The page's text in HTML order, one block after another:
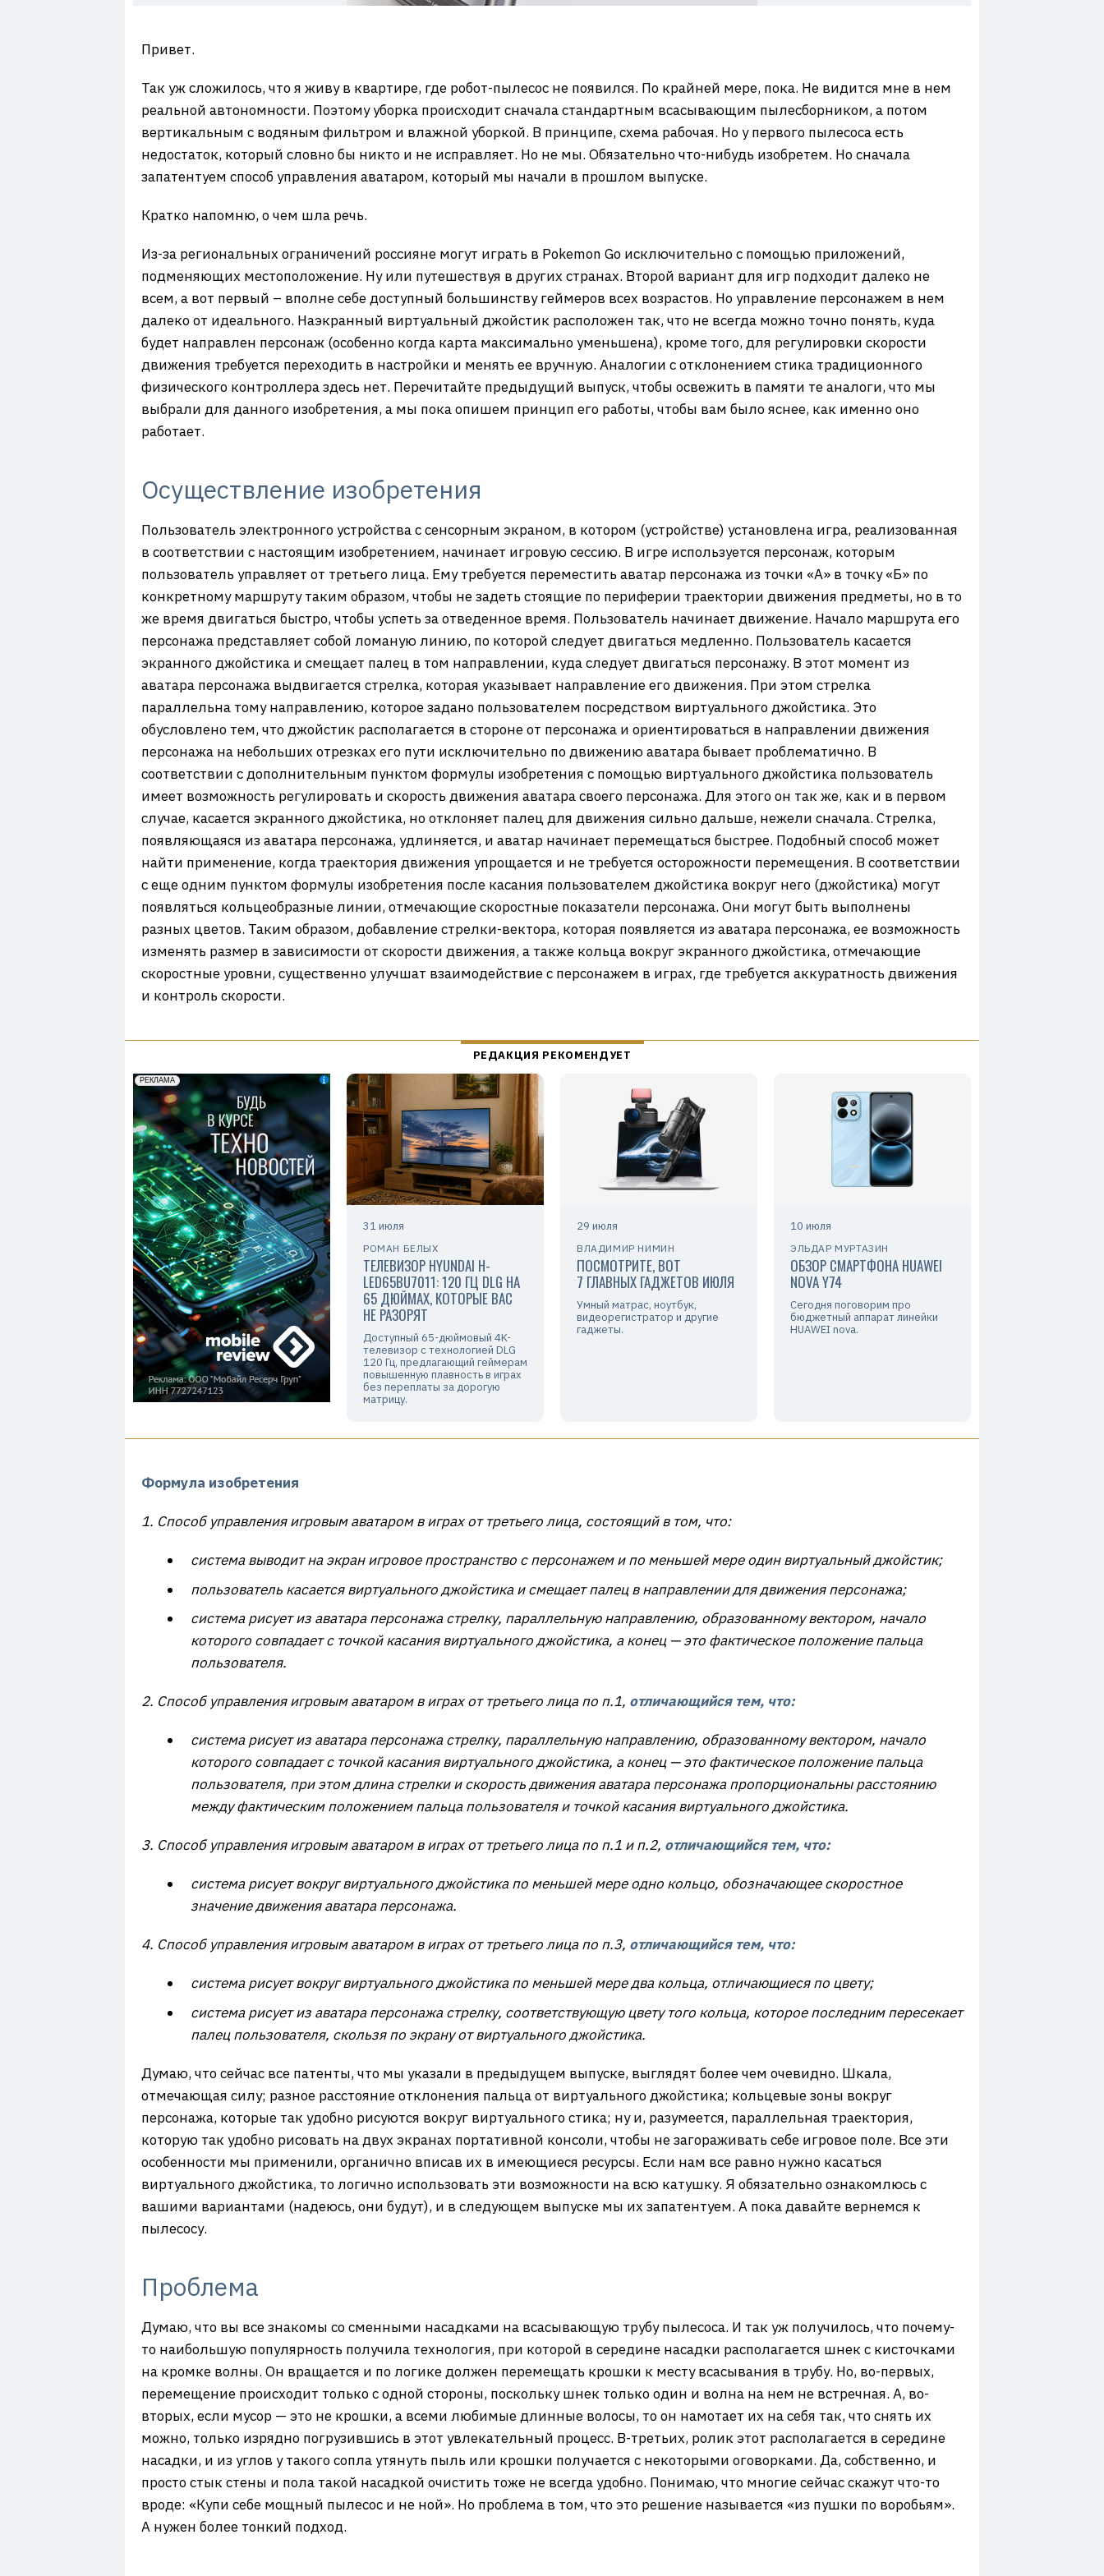
Привет.
Так уж сложилось, что я живу в квартире, где робот-пылесос не появился. По крайней мере, пока. Не видится мне в нем
реальной автономности. Поэтому уборка происходит сначала стандартным всасывающим пылесборником, а потом
вертикальным с водяным фильтром и влажной уборкой. В принципе, схема рабочая. Но у первого пылесоса есть
недостаток, который словно бы никто и не исправляет. Но не мы. Обязательно что-нибудь изобретем. Но сначала
запатентуем способ управления аватаром, который мы начали в прошлом выпуске.
Кратко напомню, о чем шла речь.
Из-за региональных ограничений россияне могут играть в Pokemon Go исключительно с помощью приложений,
подменяющих местоположение. Ну или путешествуя в других странах. Второй вариант для игр подходит далеко не
всем, а вот первый – вполне себе доступный большинству геймеров всех возрастов. Но управление персонажем в нем
далеко от идеального. Наэкранный виртуальный джойстик расположен так, что не всегда можно точно понять, куда
будет направлен персонаж (особенно когда карта максимально уменьшена), кроме того, для регулировки скорости
движения требуется переходить в настройки и менять ее вручную. Аналогии с отклонением стика традиционного
физического контроллера здесь нет. Перечитайте предыдущий выпуск, чтобы освежить в памяти те аналоги, что мы
выбрали для данного изобретения, а мы пока опишем принцип его работы, чтобы вам было яснее, как именно оно
работает.
Осуществление изобретения
Пользователь электронного устройства с сенсорным экраном, в котором (устройстве) установлена игра, реализованная
в соответствии с настоящим изобретением, начинает игровую сессию. В игре используется персонаж, которым
пользователь управляет от третьего лица. Ему требуется переместить аватар персонажа из точки «А» в точку «Б» по
конкретному маршруту таким образом, чтобы не задеть стоящие по периферии траектории движения предметы, но в то
же время двигаться быстро, чтобы успеть за отведенное время. Пользователь начинает движение. Начало маршрута его
персонажа представляет собой ломаную линию, по которой следует двигаться медленно. Пользователь касается
экранного джойстика и смещает палец в том направлении, куда следует двигаться персонажу. В этот момент из
аватара персонажа выдвигается стрелка, которая указывает направление его движения. При этом стрелка
параллельна тому направлению, которое задано пользователем посредством виртуального джойстика. Это
обусловлено тем, что джойстик располагается в стороне от персонажа и ориентироваться в направлении движения
персонажа на небольших отрезках его пути исключительно по движению аватара бывает проблематично. В
соответствии с дополнительным пунктом формулы изобретения с помощью виртуального джойстика пользователь
имеет возможность регулировать и скорость движения аватара своего персонажа. Для этого он так же, как и в первом
случае, касается экранного джойстика, но отклоняет палец для движения сильно дальше, нежели сначала. Стрелка,
появляющаяся из аватара персонажа, удлиняется, и аватар начинает перемещаться быстрее. Подобный способ может
найти применение, когда траектория движения упрощается и не требуется осторожности перемещения. В соответствии
с еще одним пунктом формулы изобретения после касания пользователем джойстика вокруг него (джойстика) могут
появляться кольцеобразные линии, отмечающие скоростные показатели персонажа. Они могут быть выполнены
разных цветов. Таким образом, добавление стрелки-вектора, которая появляется из аватара персонажа, ее возможность
изменять размер в зависимости от скорости движения, а также кольца вокруг экранного джойстика, отмечающие
скоростные уровни, существенно улучшат взаимодействие с персонажем в играх, где требуется аккуратность движения
и контроль скорости.
31 июля
РОМАН БЕЛЫХ
ТЕЛЕВИЗОР HYUNDAI H-
LED65BU7011: 120 ГЦ DLG НА
65 ДЮЙМАХ, КОТОРЫЕ ВАС
НЕ РАЗОРЯТ
Доступный 65-дюймовый 4K-
телевизор с технологией DLG
120 Гц, предлагающий геймерам
повышенную плавность в играх
без переплаты за дорогую
матрицу.
29 июля
ВЛАДИМИР НИМИН
ПОСМОТРИТЕ, ВОТ
7 ГЛАВНЫХ ГАДЖЕТОВ ИЮЛЯ
Умный матрас, ноутбук,
видеорегистратор и другие
гаджеты.
10 июля
ЭЛЬДАР МУРТАЗИН
ОБЗОР СМАРТФОНА HUAWEI
NOVA Y74
Сегодня поговорим про
бюджетный аппарат линейки
HUAWEI nova.
Формула изобретения
1. Способ управления игровым аватаром в играх от третьего лица, состоящий в том, что:
система выводит на экран игровое пространство с персонажем и по меньшей мере один виртуальный джойстик;
пользователь касается виртуального джойстика и смещает палец в направлении для движения персонажа;
система рисует из аватара персонажа стрелку, параллельную направлению, образованному вектором, начало
которого совпадает с точкой касания виртуального джойстика, а конец — это фактическое положение пальца
пользователя.
2. Способ управления игровым аватаром в играх от третьего лица по п.1, отличающийся тем, что:
система рисует из аватара персонажа стрелку, параллельную направлению, образованному вектором, начало
которого совпадает с точкой касания виртуального джойстика, а конец — это фактическое положение пальца
пользователя, при этом длина стрелки и скорость движения аватара персонажа пропорциональны расстоянию
между фактическим положением пальца пользователя и точкой касания виртуального джойстика.
3. Способ управления игровым аватаром в играх от третьего лица по п.1 и п.2, отличающийся тем, что:
система рисует вокруг виртуального джойстика по меньшей мере одно кольцо, обозначающее скоростное
значение движения аватара персонажа.
4. Способ управления игровым аватаром в играх от третьего лица по п.3, отличающийся тем, что:
система рисует вокруг виртуального джойстика по меньшей мере два кольца, отличающиеся по цвету;
система рисует из аватара персонажа стрелку, соответствующую цвету того кольца, которое последним пересекает
палец пользователя, скользя по экрану от виртуального джойстика.
Думаю, что сейчас все патенты, что мы указали в предыдущем выпуске, выглядят более чем очевидно. Шкала,
отмечающая силу; разное расстояние отклонения пальца от виртуального джойстика; кольцевые зоны вокруг
персонажа, которые так удобно рисуются вокруг виртуального стика; ну и, разумеется, параллельная траектория,
которую так удобно рисовать на двух экранах портативной консоли, чтобы не загораживать себе игровое поле. Все эти
особенности мы применили, органично вписав их в имеющиеся ресурсы. Если нам все равно нужно касаться
виртуального джойстика, то логично использовать эти возможности на всю катушку. Я обязательно ознакомлюсь с
вашими вариантами (надеюсь, они будут), и в следующем выпуске мы их запатентуем. А пока давайте вернемся к
пылесосу.
Проблема
Думаю, что вы все знакомы со сменными насадками на всасывающую трубу пылесоса. И так уж получилось, что почему-
то наибольшую популярность получила технология, при которой в середине насадки располагается шнек с кисточками
на кромке волны. Он вращается и по логике должен перемещать крошки к месту всасывания в трубу. Но, во-первых,
перемещение происходит только с одной стороны, поскольку шнек только один и волна на нем не встречная. А, во-
вторых, если мусор — это не крошки, а всеми любимые длинные волосы, то он намотает их на себя так, что снять их
можно, только изрядно погрузившись в этот увлекательный процесс. В-третьих, ролик этот располагается в середине
насадки, и из углов у такого сопла утянуть пыль или крошки получается с некоторыми оговорками. Да, собственно, и
просто стык стены и пола такой насадкой очистить тоже не всегда удобно. Понимаю, что многие сейчас скажут что-то
вроде: «Купи себе мощный пылесос и не ной». Но проблема в том, что это решение называется «из пушки по воробьям».
А нужен более тонкий подход.